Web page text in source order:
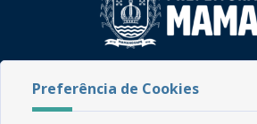
CEP: 58.280-000 - Mamanguape/PB
Fone: (83) 3292-2246
Preferência de Cookies